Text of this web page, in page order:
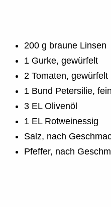
200 g braune Linsen
1 Gurke, gewürfelt
2 Tomaten, gewürfelt
1 Bund Petersilie,
3 EL Olivenöl
1 EL Rotweinessig
Salz, nach
Pfeffer, nach